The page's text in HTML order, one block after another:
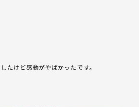
たけど感動がやばかったです。